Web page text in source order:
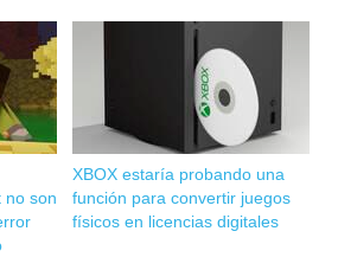
no son
XBOX estaría probando una
función para convertir juegos
físicos en licencias digitales